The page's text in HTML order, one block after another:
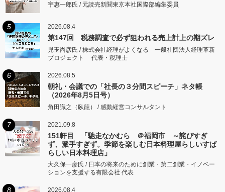
宇惠一郎氏 / 元読売新聞東京本社国際部編集委員
5 2026.08.4
第147回 税務調査で必ず狙われる売上計上の期ズレ
児玉尚彦氏 / 株式会社経理がよくなる 一般社団法人経理革新
プロジェクト 代表・税理士
6 2026.08.5
朝礼・会議での「社長の３分間スピーチ」ネタ帳
（2026年8月5日号）
角田識之（臥龍） / 感動経営コンサルタント
7 2021.09.8
151軒目 「馳走なかむら ＠福岡市 ～詫びすぎ
ず、派手すぎず。季節を楽しむ日本料理屋らしいすば
らしい日本料理店」
大久保一彦氏 / 日本の将来のために創業・第二創業・イノベー
ションを支援する有限会社 代表
8 2026.08.4